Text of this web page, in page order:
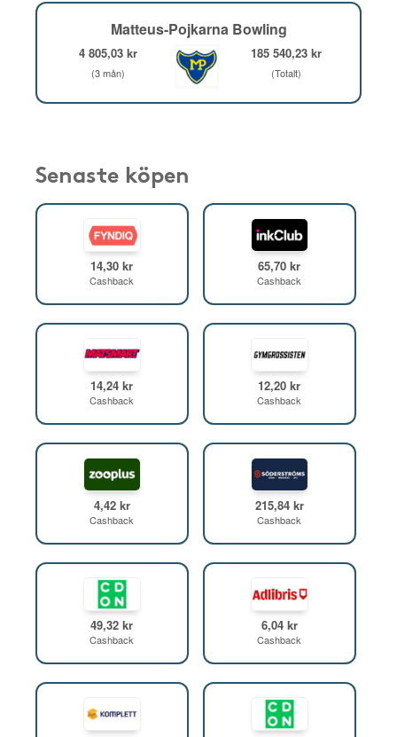
Matteus-Pojkarna Bowling
4 805,03 kr
(3 mån)
185 540,23 kr
(Totalt)
Senaste köpen
14,30 kr
Cashback
65,70 kr
Cashback
14,24 kr
Cashback
12,20 kr
Cashback
4,42 kr
Cashback
215,84 kr
Cashback
49,32 kr
Cashback
6,04 kr
Cashback